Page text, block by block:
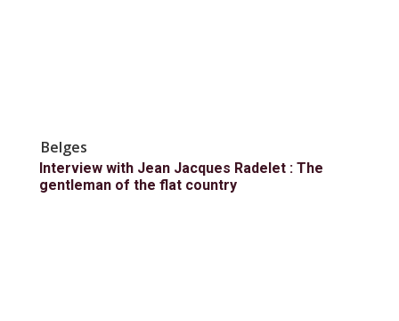
Belges
Interview with Jean Jacques Radelet : The
gentleman of the flat country